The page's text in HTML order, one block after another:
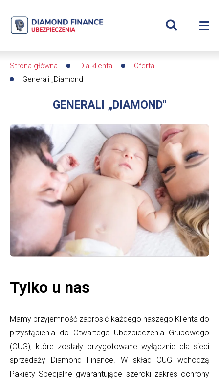
Otwartego
Grupowego
Wyświetl
Ścieżka
Strona główna Dla klienta
Oferta
Generali „Diamond"
GENERALI „DIAMOND"
Tylko u nas
Mamy przyjemność zaprosić każdego naszego Klienta do
przystąpienia do Otwartego Ubezpieczenia Grupowego
(OUG), które zostały przygotowane wyłącznie dla sieci
sprzedaży Diamond Finance. W skład OUG wchodzą
Pakiety Specjalne gwarantujące szeroki zakres ochrony